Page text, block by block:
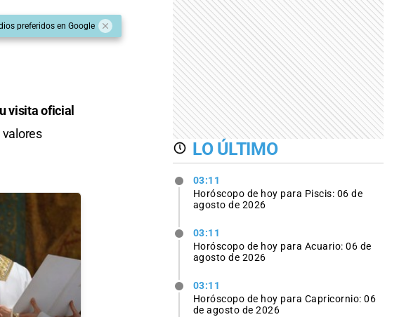
preferidos en Google
visita oficial
LO ÚLTIMO
03:11
Horóscopo de hoy para Piscis: 06 de
agosto de 2026
03:11
Horóscopo de hoy para Acuario: 06 de
agosto de 2026
03:11
Horóscopo de hoy para Capricornio: 06
de agosto de 2026